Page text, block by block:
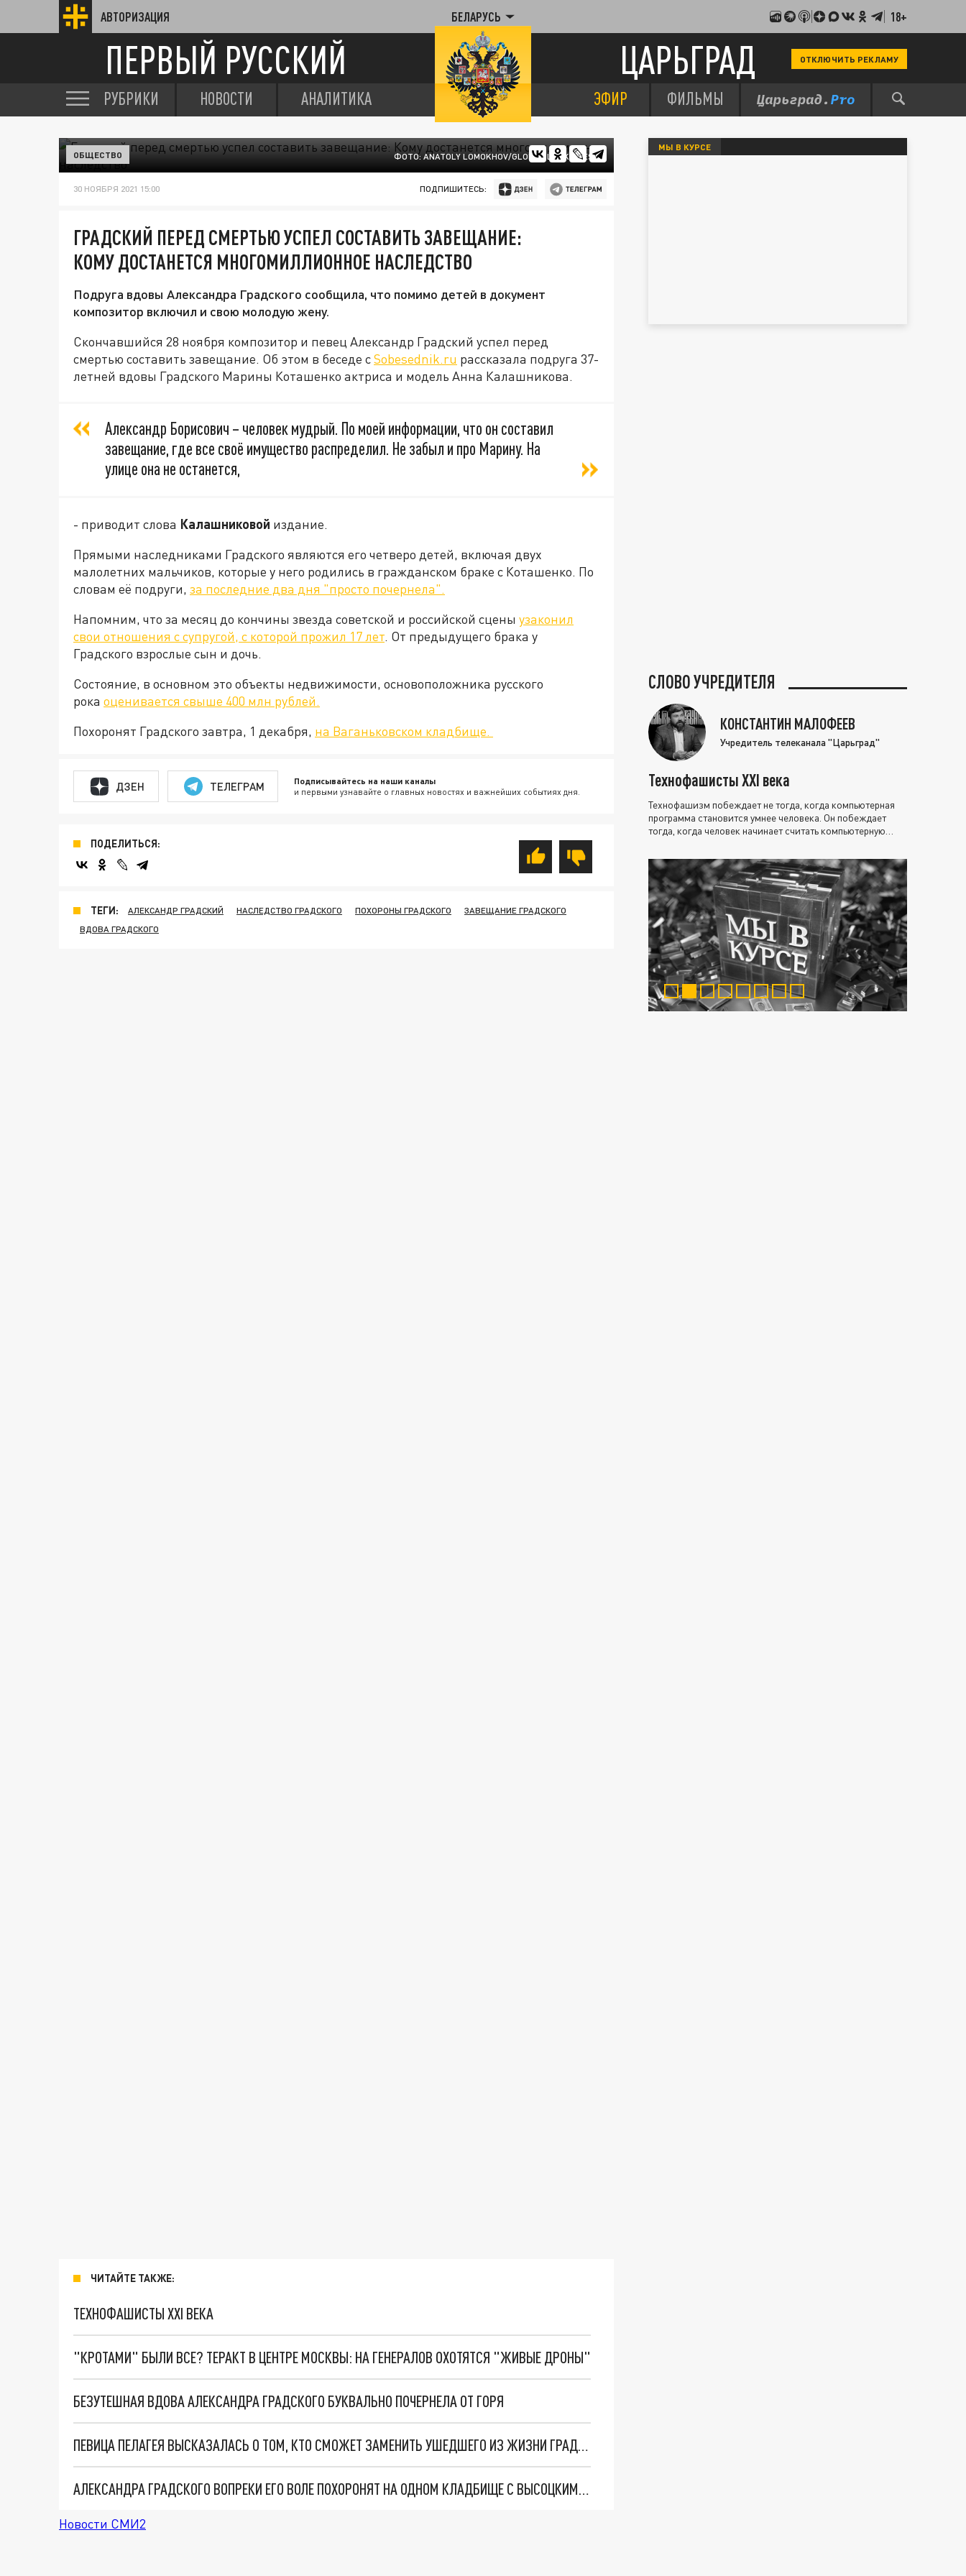
АВТОРИЗАЦИЯ БЕЛАРУСЬ 18+
ПЕРВЫЙ РУССКИЙ ЦАРЬГРАД ОТКЛЮЧИТЬ РЕКЛАМУ
РУБРИКИ НОВОСТИ АНАЛИТИКА ЭФИР ФИЛЬМЫ
ФОТО: ANATOLY LOMOKHOV/GLOBAL LOOK PRESS
ОБЩЕСТВО
30 НОЯБРЯ 2021 15:00 ПОДПИШИТЕСЬ:
ГРАДСКИЙ ПЕРЕД СМЕРТЬЮ УСПЕЛ СОСТАВИТЬ ЗАВЕЩАНИЕ:
КОМУ ДОСТАНЕТСЯ МНОГОМИЛЛИОННОЕ НАСЛЕДСТВО
Подруга вдовы Александра Градского сообщила, что помимо детей в документ
композитор включил и свою молодую жену.
Скончавшийся 28 ноября композитор и певец Александр Градский успел перед
смертью составить завещание. Об этом в беседе сSobesednik.ru рассказала подруга 37-
летней вдовы Градского Марины Коташенко актриса и модель Анна Калашникова.
Александр Борисович – человек мудрый. По моей информации, что он составил
завещание, где все своё имущество распределил. Не забыл и про Марину. На
улице она не останется,
- приводит слова Калашниковой издание.
Прямыми наследниками Градского являются его четверо детей, включая двух
малолетних мальчиков, которые у него родились в гражданском браке с Коташенко. По
словам её подруги, за последние два дня "просто почернела".
Напомним, что за месяц до кончины звезда советской и российской сцены узаконил
свои отношения с супругой, с которой прожил 17 лет. От предыдущего брака у
Градского взрослые сын и дочь.
Состояние, в основном это объекты недвижимости, основоположника русского
рока оценивается свыше 400 млн рублей.
Похоронят Градского завтра, 1 декабря, на Ваганьковском кладбище.
ДЗЕН ТЕЛЕГРАМ Подписывайтесь на наши каналы
и первыми узнавайте о главных новостях и важнейших событиях дня.
ПОДЕЛИТЬСЯ:
ТЕГИ: АЛЕКСАНДР ГРАДСКИЙ НАСЛЕДСТВО ГРАДСКОГО ПОХОРОНЫ ГРАДСКОГО
ЗАВЕЩАНИЕ ГРАДСКОГО
ВДОВА ГРАДСКОГО
ЧИТАЙТЕ ТАКЖЕ:
ТЕХНОФАШИСТЫ XXI ВЕКА
"КРОТАМИ" БЫЛИ ВСЕ? ТЕРАКТ В ЦЕНТРЕ МОСКВЫ: НА ГЕНЕРАЛОВ ОХОТЯТСЯ "ЖИВЫЕ ДРОНЫ"
БЕЗУТЕШНАЯ ВДОВА АЛЕКСАНДРА ГРАДСКОГО БУКВАЛЬНО ПОЧЕРНЕЛА ОТ ГОРЯ
ПЕВИЦА ПЕЛАГЕЯ ВЫСКАЗАЛАСЬ О ТОМ, КТО СМОЖЕТ ЗАМЕНИТЬ УШЕДШЕГО ИЗ ЖИЗНИ ГРАДСКОГО В ШОУ "ГОЛОС"
АЛЕКСАНДРА ГРАДСКОГО ВОПРЕКИ ЕГО ВОЛЕ ПОХОРОНЯТ НА ОДНОМ КЛАДБИЩЕ С ВЫСОЦКИМ И ЕСЕНИНЫМ
Новости СМИ2
МЫ В КУРСЕ
СЛОВО УЧРЕДИТЕЛЯ
КОНСТАНТИН МАЛОФЕЕВ
Учредитель телеканала "Царьград"
Технофашисты XXI века
Технофашизм побеждает не тогда, когда компьютерная
программа становится умнее человека. Он побеждает
тогда, когда человек начинает считать компьютерную